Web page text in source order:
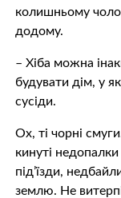
колишньому
додому.
– Хіба можна
будувати дім, у
сусіди.
Ох, ті чорні
кинуті
під’їзди,
землю. Не